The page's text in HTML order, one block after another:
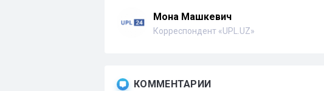
Мона Машкевич
Корреспондент «UPL.UZ»
КОММЕНТАРИИ